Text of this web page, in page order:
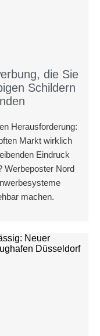
die Sie
Schildern
Herausforderung:
Markt wirklich
Eindruck
Werbeposter Nord
machen.